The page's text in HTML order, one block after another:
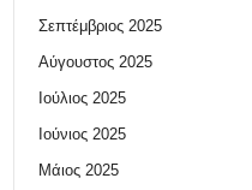
Σεπτέμβριος 2025
Αύγουστος 2025
Ιούλιος 2025
Ιούνιος 2025
Μάιος 2025